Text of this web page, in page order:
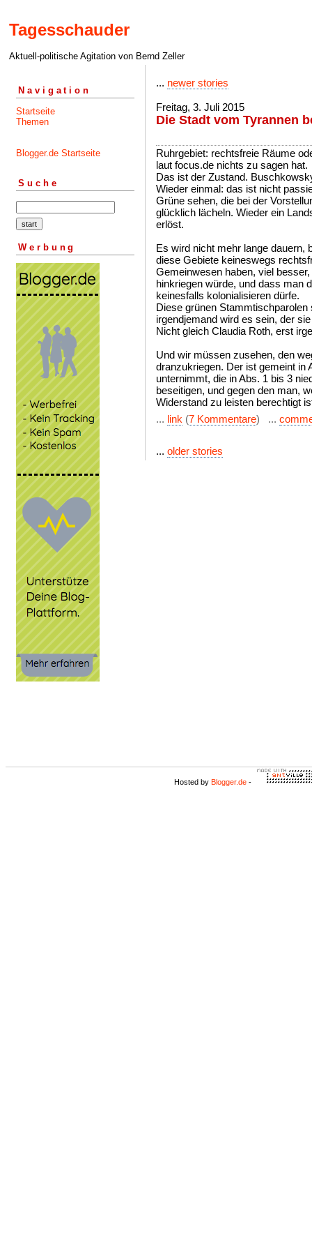
Tagesschauder
Aktuell-politische Agitation von Bernd Zeller
Navigation
Startseite
Themen
Blogger.de Startseite
Suche
Werbung
... newer stories
Freitag, 3. Juli 2015
Die Stadt vom Tyrannen
Ruhrgebiet: rechtsfreie Räume
laut focus.de nichts zu sagen hat.
Das ist der Zustand.
Wieder einmal: das ist nicht
Grüne sehen, die bei der
glücklich lächeln. Wieder ein
erlöst.
Es wird nicht mehr lange dauern,
diese Gebiete keineswegs
Gemeinwesen haben, viel
hinkriegen würde, und dass man
keinesfalls kolonialisieren dürfe.
Diese grünen
irgendjemand wird es sein, der
Nicht gleich Claudia Roth, erst
Und wir müssen zusehen, den
dranzukriegen. Der ist gemeint in
unternimmt, die in Abs. 1 bis 3
beseitigen, und gegen den man,
Widerstand zu leisten berechtigt
... link (7 Kommentare) ...
... older stories
Hosted by Blogger.de -